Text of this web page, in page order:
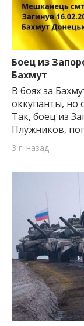
Боец из
Бахмут
В боях за
оккупанты, но
Так, боец из
Плужников,
3 г. назад